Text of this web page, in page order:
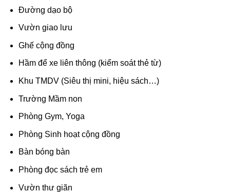
Đường dạo bộ
Vườn giao lưu
Ghế cộng đồng
Hầm để xe liên thông (kiểm soát thẻ từ)
Khu TMDV (Siêu thị mini, hiệu sách…)
Trường Mầm non
Phòng Gym, Yoga
Phòng Sinh hoạt cộng đồng
Bàn bóng bàn
Phòng đọc sách trẻ em
Vườn thư giãn